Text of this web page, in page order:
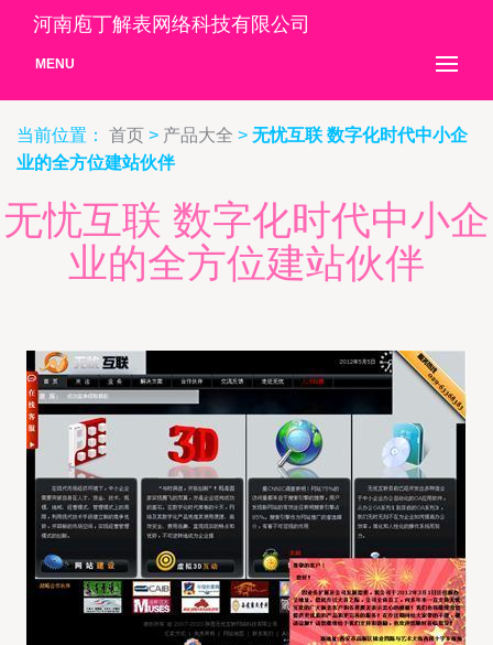
河南庖丁解表网络科技有限公司
MENU
当前位置： 首页 > 产品大全 > 无忧互联 数字化时代中小企
业的全方位建站伙伴
无忧互联 数字化时代中小企
业的全方位建站伙伴